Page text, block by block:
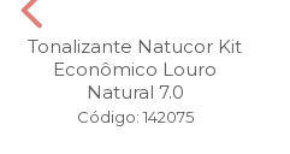
Tonalizante Natucor Kit
Econômico Louro
Natural 7.0
Código: 142075